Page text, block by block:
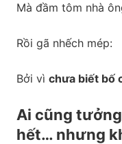
Mà đầm tôm nhà
Rồi gã nhếch mép:
Bởi vì chưa biết bố
Ai cũng
hết… nhưng